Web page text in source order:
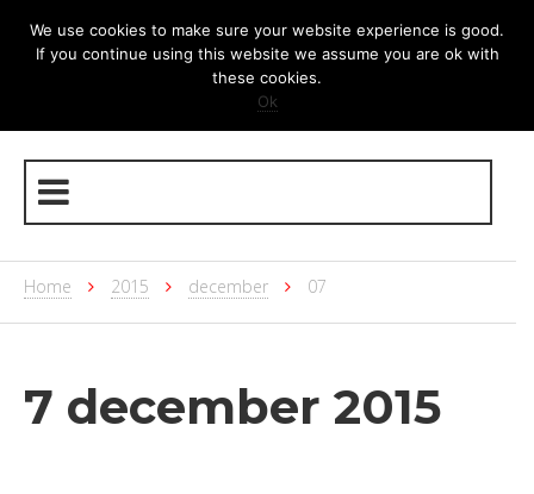
We use cookies to make sure your website experience is good.
If you continue using this website we assume you are ok with
these cookies.
Ok
Home 2015 december 07
7 december 2015